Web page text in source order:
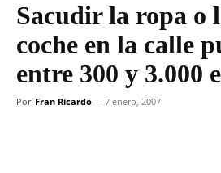
Sacudir la ropa o
coche en la calle
entre 300 y 3.000
Por Fran Ricardo - 7 enero, 2007